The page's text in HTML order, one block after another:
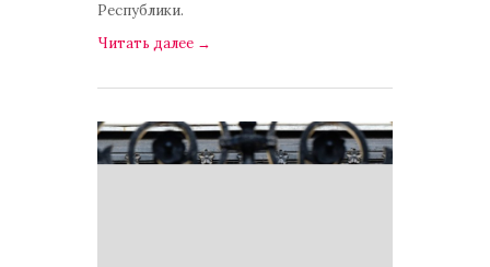
Республики.
Читать далее →